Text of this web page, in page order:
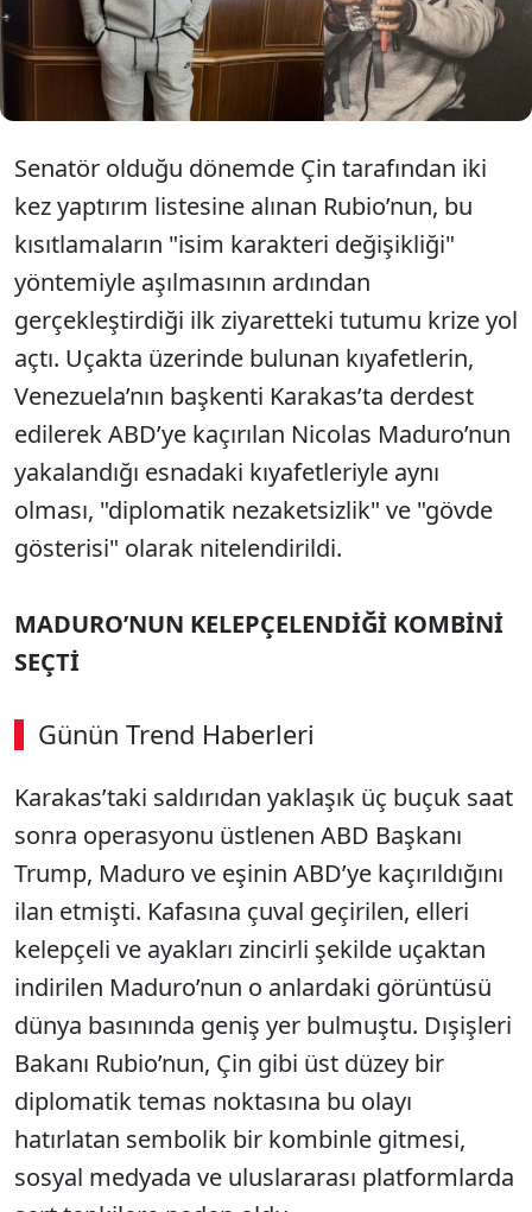
alındığı anlardaki kombinini birebir kullanarak
Pekin’e gitti.
Senatör olduğu dönemde Çin tarafından iki
kez yaptırım listesine alınan Rubio’nun, bu
kısıtlamaların "isim karakteri değişikliği"
yöntemiyle aşılmasının ardından
gerçekleştirdiği ilk ziyaretteki tutumu krize yol
açtı. Uçakta üzerinde bulunan kıyafetlerin,
Venezuela’nın başkenti Karakas’ta derdest
edilerek ABD’ye kaçırılan Nicolas Maduro’nun
yakalandığı esnadaki kıyafetleriyle aynı
olması, "diplomatik nezaketsizlik" ve "gövde
gösterisi" olarak nitelendirildi.
MADURO’NUN KELEPÇELENDİĞİ KOMBİNİ
SEÇTİ
Günün Trend Haberleri
00:02 / 09:08
Sesi Aç
Karakas’taki saldırıdan yaklaşık üç buçuk saat
sonra operasyonu üstlenen ABD Başkanı
Trump, Maduro ve eşinin ABD’ye kaçırıldığını
ilan etmişti. Kafasına çuval geçirilen, elleri
kelepçeli ve ayakları zincirli şekilde uçaktan
indirilen Maduro’nun o anlardaki görüntüsü
dünya basınında geniş yer bulmuştu. Dışişleri
Bakanı Rubio’nun, Çin gibi üst düzey bir
diplomatik temas noktasına bu olayı
hatırlatan sembolik bir kombinle gitmesi,
sosyal medyada ve uluslararası platformlarda